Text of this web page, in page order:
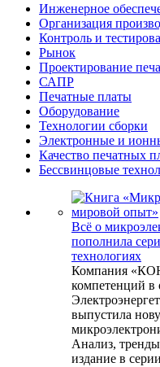
Инженерное
Организация
Контроль и
Рынок
Проектирование
САПР
Печатные платы
Оборудование
Технологии сборки
Электронные и
Качество печатных
Бессвинцовые
Всё о
пополнила
технологиях
Компания
компетенций в
выпустила
Анализ,
издание в